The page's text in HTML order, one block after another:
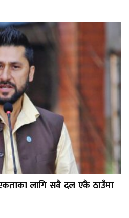
एकताका लागि सबै दल एकै ठाउँमा